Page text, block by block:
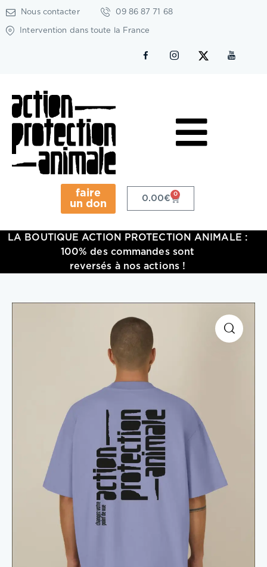
Nous contacter 09 86 87 71 68
Intervention dans toute la France
faire
un don
0.00€ 0
LA BOUTIQUE ACTION PROTECTION ANIMALE :
100% des commandes sont
reversés à nos actions !